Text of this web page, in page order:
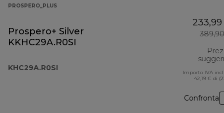
PROSPERO_PLUS
Prospero+ Silver
KKHC29A.R0SI
KHC29A.R0SI
Importo IVA
42,19 € di
Confronta